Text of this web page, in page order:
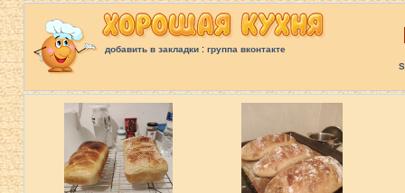
добавить в закладки: группа вконтакте